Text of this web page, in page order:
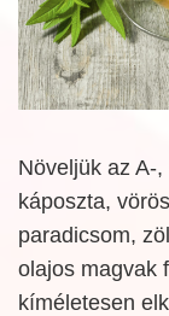
Növeljük az A-
káposzta,
paradicsom,
olajos magvak
kíméletesen